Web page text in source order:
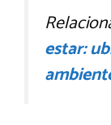
estar: